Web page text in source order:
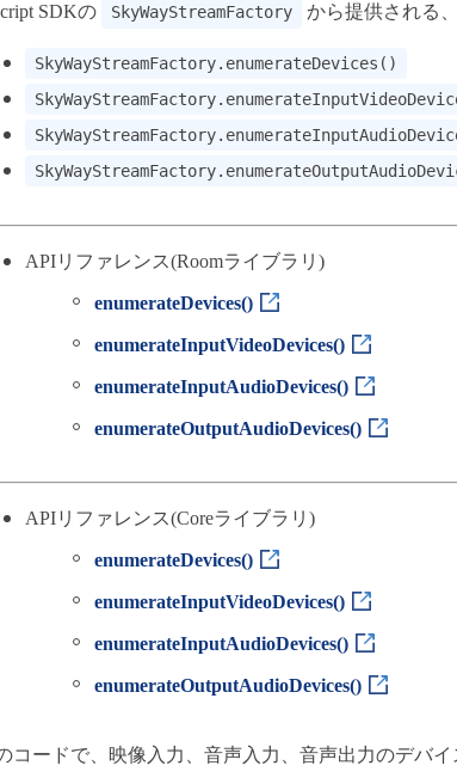
こし β版 SkyWay コンソール
SDKの SkyWayStreamFactory から提供される
SkyWayStreamFactory.enumerateDevices()
APIリファレンス(Roomライブラリ)
enumerateDevices()
enumerateInputVideoDevices()
enumerateInputAudioDevices()
enumerateOutputAudioDevices()
APIリファレンス(Coreライブラリ)
enumerateDevices()
enumerateInputVideoDevices()
enumerateInputAudioDevices()
enumerateOutputAudioDevices()
コードで、映像入力、音声入力、音声出力のデバイ